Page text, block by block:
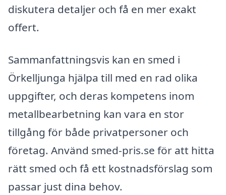
diskutera detaljer och få en mer exakt
offert.
Sammanfattningsvis kan en smed i
Örkelljunga hjälpa till med en rad olika
uppgifter, och deras kompetens inom
metallbearbetning kan vara en stor
tillgång för både privatpersoner och
företag. Använd smed-pris.se för att hitta
rätt smed och få ett kostnadsförslag som
passar just dina behov.